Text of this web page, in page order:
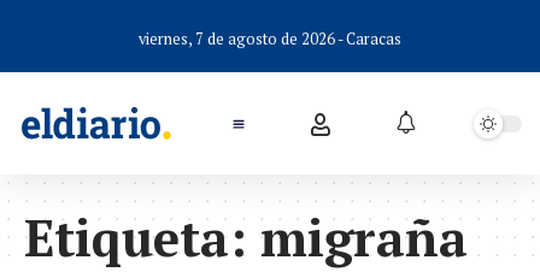
viernes, 7 de agosto de 2026 - Caracas
Etiqueta: migraña